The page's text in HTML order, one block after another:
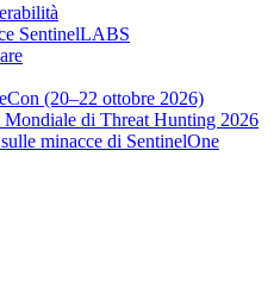
SentinelLABS
(20–22 ottobre 2026)
Mondiale di Threat Hunting 2026
minacce di SentinelOne